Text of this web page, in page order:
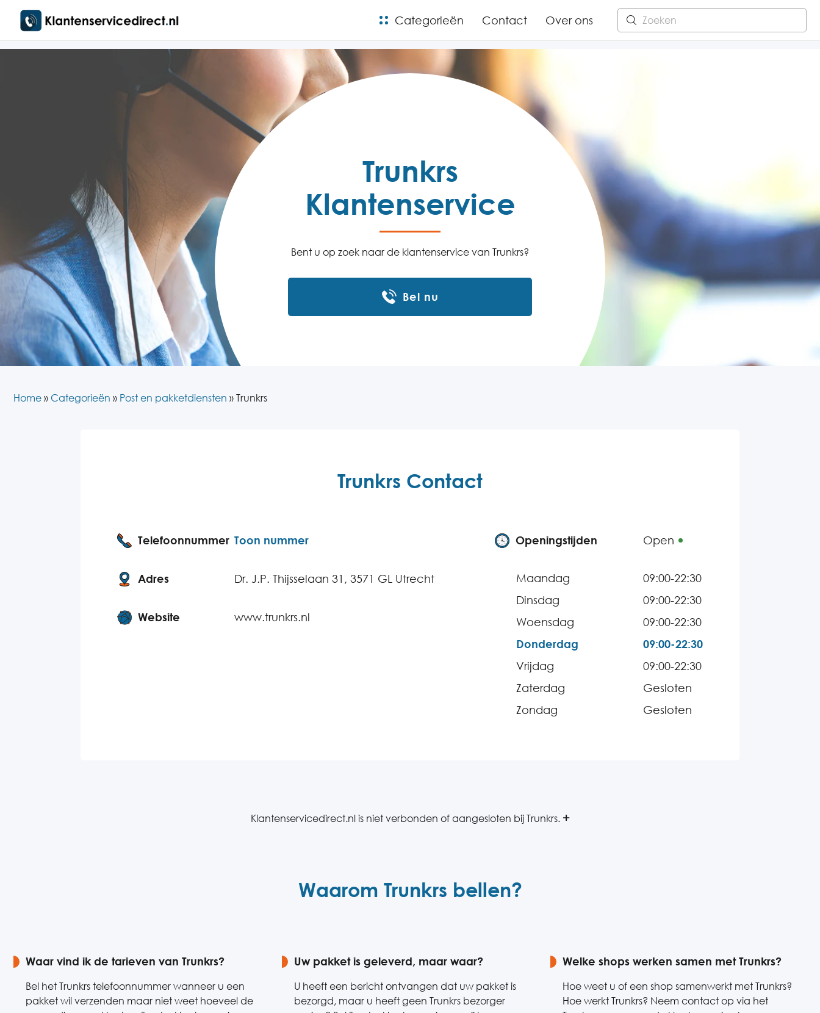
Categorieën Contact Over ons
Trunkrs
Klantenservice
Bent u op zoek naar de klantenservice van Trunkrs?
Bel nu
Home » Categorieën » Post en pakketdiensten » Trunkrs
Trunkrs Contact
Telefoonnummer Toon nummer
Adres Dr. J.P. Thijsselaan 31, 3571 GL Utrecht
Website www.trunkrs.nl
Openingstijden Open
Maandag
09:00-22:30
Dinsdag
09:00-22:30
Woensdag
09:00-22:30
Donderdag
09:00-22:30
Vrijdag
09:00-22:30
Zaterdag
Gesloten
Zondag
Gesloten
Klantenservicedirect.nl is niet verbonden of aangesloten bij Trunkrs.
Waarom Trunkrs bellen?
Waar vind ik de tarieven van Trunkrs?
Bel het Trunkrs telefoonnummer wanneer u een
pakket wil verzenden maar niet weet hoeveel de
Uw pakket is geleverd, maar waar?
U heeft een bericht ontvangen dat uw pakket is
bezorgd, maar u heeft geen Trunkrs bezorger
Welke shops werken samen met Trunkrs?
Hoe weet u of een shop samenwerkt met Trunkrs?
Hoe werkt Trunkrs? Neem contact op via het